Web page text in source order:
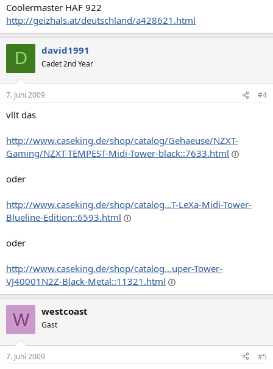
Coolermaster HAF 922
http://geizhals.at/deutschland/a428621.html
D david1991
Cadet 2nd Year
7. Juni 2009 #4
vllt das
http://www.caseking.de/shop/catalog/Gehaeuse/NZXT-
Gaming/NZXT-TEMPEST-Midi-Tower-black::7633.html
oder
http://www.caseking.de/shop/catalog...T-LeXa-Midi-Tower-
Blueline-Edition::6593.html
oder
http://www.caseking.de/shop/catalog...uper-Tower-
VJ40001N2Z-Black-Metal::11321.html
W westcoast
Gast
7. Juni 2009 #5